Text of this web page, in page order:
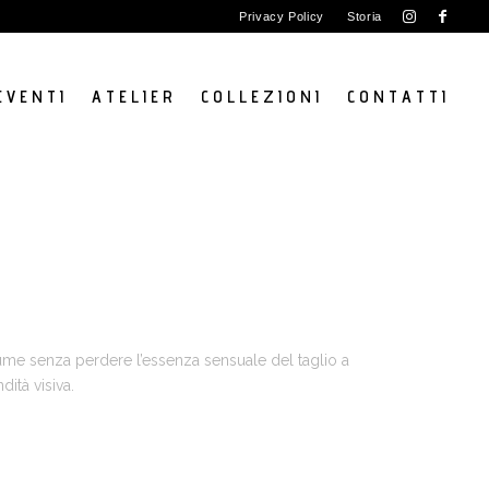
Privacy Policy Storia
V E N T I A T E L I E R C O L L E Z I O N I C O N T A T T I
senza perdere l’essenza sensuale del taglio a
visiva.